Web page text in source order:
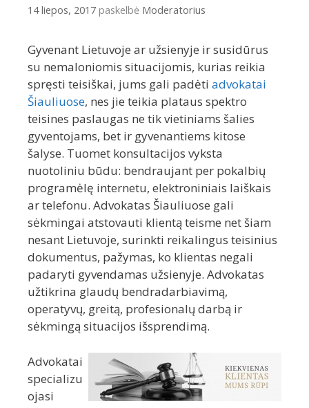
14 liepos, 2017 paskelbė Moderatorius
Gyvenant Lietuvoje ar užsienyje ir susidūrus
su nemaloniomis situacijomis, kurias reikia
spręsti teisiškai, jums gali padėti advokatai
Šiauliuose, nes jie teikia plataus spektro
teisines paslaugas ne tik vietiniams šalies
gyventojams, bet ir gyvenantiems kitose
šalyse. Tuomet konsultacijos vyksta
nuotoliniu būdu: bendraujant per pokalbių
programėlę internetu, elektroniniais laiškais
ar telefonu. Advokatas Šiauliuose gali
sėkmingai atstovauti klientą teisme net šiam
nesant Lietuvoje, surinkti reikalingus teisinius
dokumentus, pažymas, ko klientas negali
padaryti gyvendamas užsienyje. Advokatas
užtikrina glaudų bendradarbiavimą,
operatyvų, greitą, profesionalų darbą ir
sėkmingą situacijos išsprendimą.
Advokatai
specializu
ojasi